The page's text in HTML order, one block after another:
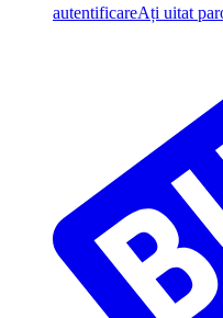
autentificareAți uitat